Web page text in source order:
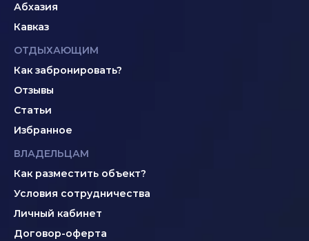
Абхазия
Кавказ
ОТДЫХАЮЩИМ
Как забронировать?
Отзывы
Статьи
Избранное
ВЛАДЕЛЬЦАМ
Как разместить объект?
Условия сотрудничества
Личный кабинет
Договор-оферта